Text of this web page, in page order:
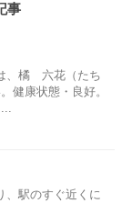
事
、橘 六花（たち
健康状態・良好。
、駅のすぐ近くに